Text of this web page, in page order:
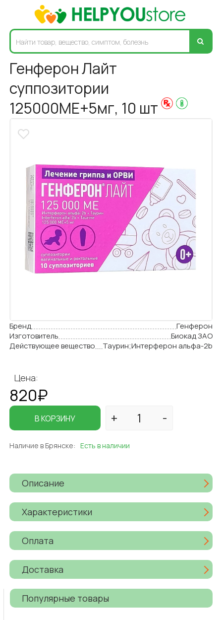
Генферон Лайт
суппозитории
125000МЕ+5мг, 10 шт
Бренд
Генферон
Изготовитель
Биокад ЗАО
Действующее вещество
Таурин;Интерферон альфа-2b
Цена:
820₽
В КОРЗИНУ
Наличие в Брянске: Есть в наличии
Описание
Характеристики
Оплата
Доставка
Популярные товары